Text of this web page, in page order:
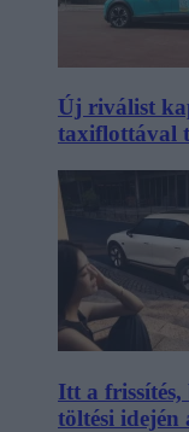
Új riválist
taxiflottával
Itt a
töltési idején